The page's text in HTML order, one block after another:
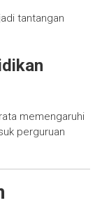
tantangan
memengaruhi
perguruan